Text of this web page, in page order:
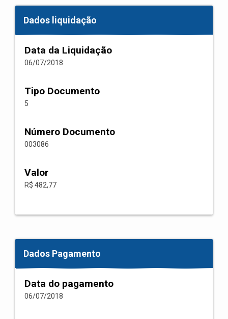
Dados liquidação
Data da Liquidação
06/07/2018
Tipo Documento
5
Número Documento
003086
Valor
R$ 482,77
Dados Pagamento
Data do pagamento
06/07/2018